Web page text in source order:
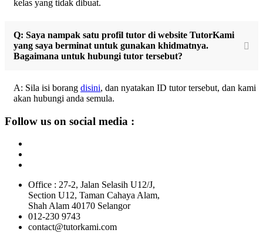
kelas yang tidak dibuat.
Q: Saya nampak satu profil tutor di website TutorKami
yang saya berminat untuk gunakan khidmatnya.
Bagaimana untuk hubungi tutor tersebut?
A: Sila isi borang disini, dan nyatakan ID tutor tersebut, dan kami
akan hubungi anda semula.
Follow us on social media :
Office : 27-2, Jalan Selasih U12/J,
Section U12, Taman Cahaya Alam,
Shah Alam 40170 Selangor
012-230 9743
contact@tutorkami.com